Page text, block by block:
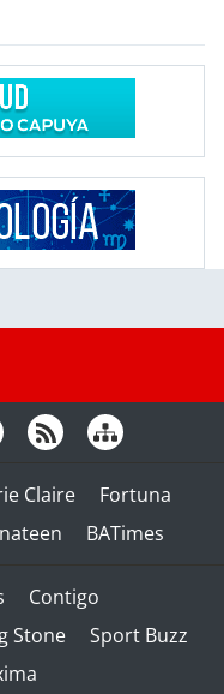
Claire
Fortuna
BATimes
Contigo
Stone
Sport Buzz